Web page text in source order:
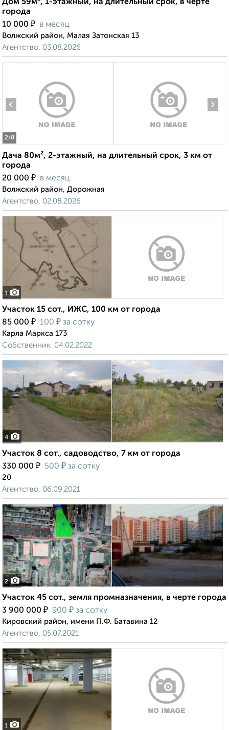
Дом 59м², 1-этажный, на длительный срок, в черте
города
10 000 ₽ в месяц
Волжский район, Малая Затонская 13
Агентство, 03.08.2026
2/8
‹ ›
Дача 80м², 2-этажный, на длительный срок, 3 км от
города
20 000 ₽ в месяц
Волжский район, Дорожная
Агентство, 02.08.2026
1
Участок 15 сот., ИЖС, 100 км от города
85 000 ₽ 100 ₽ за сотку
Карла Маркса 173
Собственник, 04.02.2022
4
Участок 8 сот., садоводство, 7 км от города
330 000 ₽ 500 ₽ за сотку
20
Агентство, 06.09.2021
2
Участок 45 сот., земля промназначения, в черте города
3 900 000 ₽ 900 ₽ за сотку
Кировский район, имени П.Ф. Батавина 12
Агентство, 05.07.2021
1